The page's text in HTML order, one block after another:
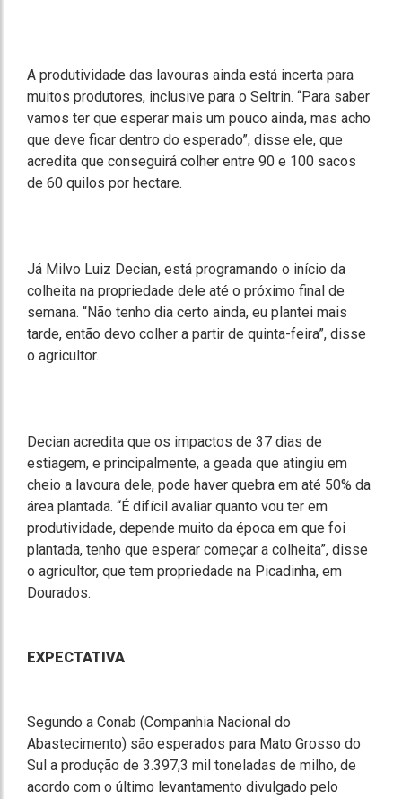
A produtividade das lavouras ainda está incerta para
muitos produtores, inclusive para o Seltrin. “Para saber
vamos ter que esperar mais um pouco ainda, mas acho
que deve ficar dentro do esperado”, disse ele, que
acredita que conseguirá colher entre 90 e 100 sacos
de 60 quilos por hectare.
Já Milvo Luiz Decian, está programando o início da
colheita na propriedade dele até o próximo final de
semana. “Não tenho dia certo ainda, eu plantei mais
tarde, então devo colher a partir de quinta-feira”, disse
o agricultor.
Decian acredita que os impactos de 37 dias de
estiagem, e principalmente, a geada que atingiu em
cheio a lavoura dele, pode haver quebra em até 50% da
área plantada. “É difícil avaliar quanto vou ter em
produtividade, depende muito da época em que foi
plantada, tenho que esperar começar a colheita”, disse
o agricultor, que tem propriedade na Picadinha, em
Dourados.
EXPECTATIVA
Segundo a Conab (Companhia Nacional do
Abastecimento) são esperados para Mato Grosso do
Sul a produção de 3.397,3 mil toneladas de milho, de
acordo com o último levantamento divulgado pelo